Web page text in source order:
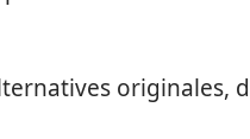
originales,